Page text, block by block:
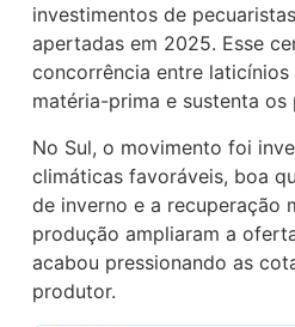
investimentos de
apertadas em 2025. Esse
concorrência entre
matéria-prima e sustenta os
No Sul, o movimento foi
climáticas favoráveis, boa
de inverno e a recuperação
produção ampliaram a
acabou pressionando as
produtor.